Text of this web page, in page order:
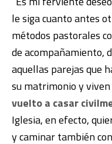
le siga cuanto antes
métodos pastorales
de acompañamiento,
aquellas parejas que
su matrimonio y
vuelto a casar
Iglesia, en efecto,
y caminar también